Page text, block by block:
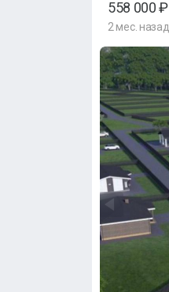
558 000 ₽
2 мес. назад